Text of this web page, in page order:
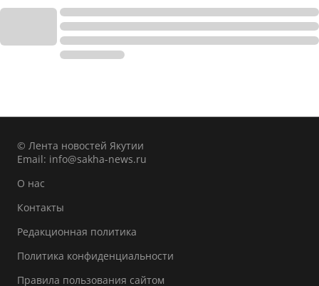
© Лента новостей Якутии
Email: info@sakha-news.ru
О нас
Контакты
Редакционная политика
Политика конфиденциальности
Правила пользования сайтом